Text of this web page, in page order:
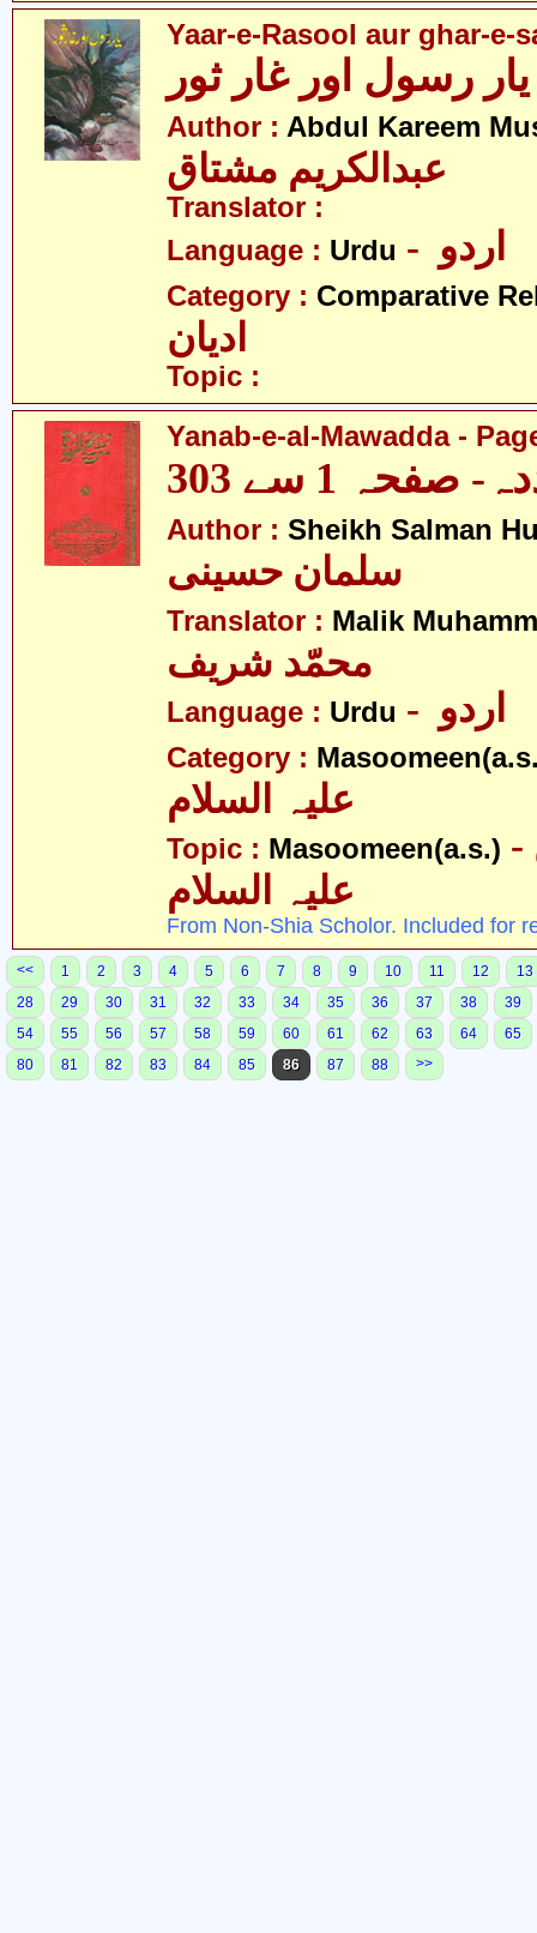
Yaar-e-Rasool aur ghar-e-
یار رسول اور غار ثور
Author : Abdul Kareem
عبدالکریم مشتاق
Translator :
Language : Urdu
Category : Comparative
ادیان
Topic :
Yanab-e-al-Mawadda -
صفحہ 1 سے 303
Author : Sheikh Salman
سلمان حسینی
Translator : Malik
محمّد شریف
Language : Urdu
Category :
Topic : Masoomeen(a.s.) - معصومین
علیہ السلام
From Non-Shia Scholor. Included for
<< 1 2 3 4 5 6 7 8 9 10 11 12
13
28
29 30 31 32 33 34 35 36 37 38
39
54
55 56 57 58 59 60 61 62 63 64
65
80
81 82 83 84 85 86 87 88 >>